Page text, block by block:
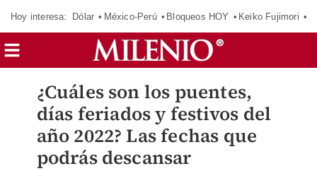
Hoy interesa: Dólar México-Perú Bloqueos HOY Keiko Fujimori
¿Cuáles son los puentes,
días feriados y festivos del
año 2022? Las fechas que
podrás descansar